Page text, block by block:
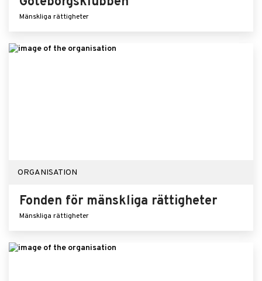
Mänskliga rättigheter
ORGANISATION
Fonden för mänskliga rättigheter
Mänskliga rättigheter